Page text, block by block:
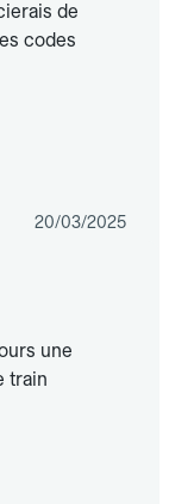
de
codes
20/03/2025
une
train